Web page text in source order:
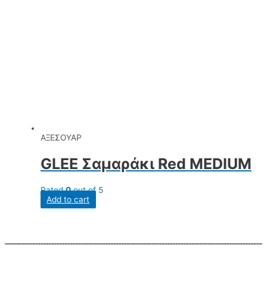
ΑΞΕΣΟΥΑΡ
GLEE Σαμαράκι Red MEDIUM
Rated0out of 5
Add to cart